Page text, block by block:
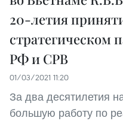
20-летия
стратегическом
РФ и СРВ
01/03/2021 11:20
За два десятилетия
большую работу по